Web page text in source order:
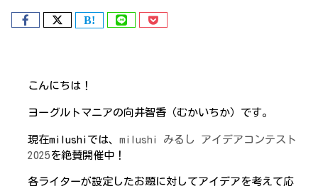
こんにちは！
ヨーグルトマニアの向井智香（むかいちか）です。
現在milushiでは、milushi みるし アイデアコンテスト
2025 を絶賛開催中！
各ライターが設定したお題に対してアイデアを考えて応